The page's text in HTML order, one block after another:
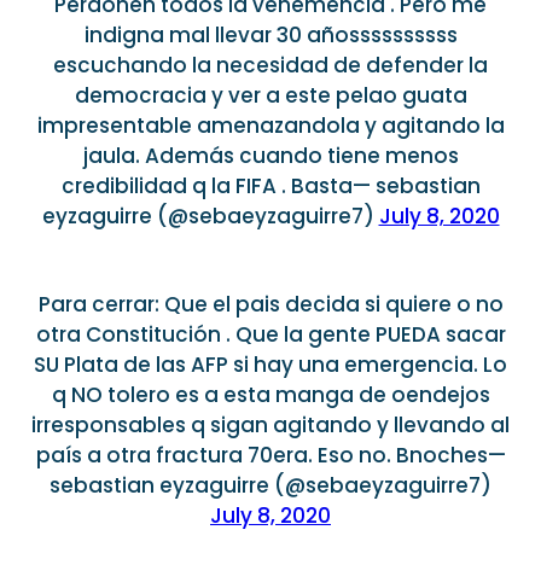
indigna mal llevar 30 añossssssssss
escuchando la necesidad de defender la
democracia y ver a este pelao guata
impresentable amenazandola y agitando la
jaula. Además cuando tiene menos
credibilidad q la FIFA . Basta— sebastian
eyzaguirre (@sebaeyzaguirre7) July 8, 2020
Para cerrar: Que el pais decida si quiere o no
otra Constitución . Que la gente PUEDA sacar
SU Plata de las AFP si hay una emergencia. Lo
q NO tolero es a esta manga de oendejos
irresponsables q sigan agitando y llevando al
país a otra fractura 70era. Eso no. Bnoches—
sebastian eyzaguirre (@sebaeyzaguirre7)
July 8, 2020